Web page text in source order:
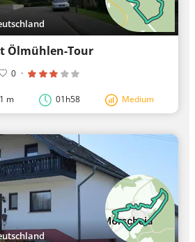
Ölmühlen-Tour
0 ·
m 01h58 Medium